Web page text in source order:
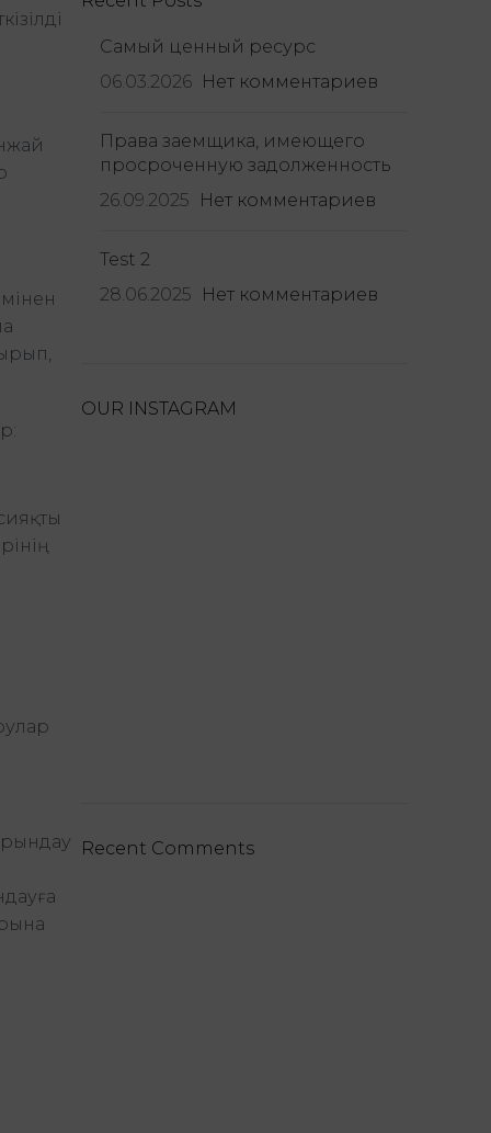
Самый ценный ресурс
06.03.2026 Нет комментариев
Права заемщика, имеющего
просроченную задолженность
26.09.2025
Нет комментариев
Test 2
28.06.2025
Нет комментариев
OUR INSTAGRAM
Recent Comments